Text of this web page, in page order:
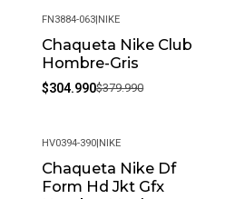
-20%
FN3884-063 NIKE
Chaqueta Nike Club
Hombre-Gris
$304.990$379.990
HV0394-390 NIKE
Chaqueta Nike Df
Form Hd Jkt Gfx